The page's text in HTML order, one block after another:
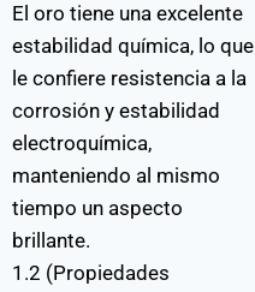
El oro tiene una excelente
estabilidad química, lo que
le confiere resistencia a la
corrosión y estabilidad
electroquímica,
manteniendo al mismo
tiempo un aspecto
brillante.
1.2 (Propiedades